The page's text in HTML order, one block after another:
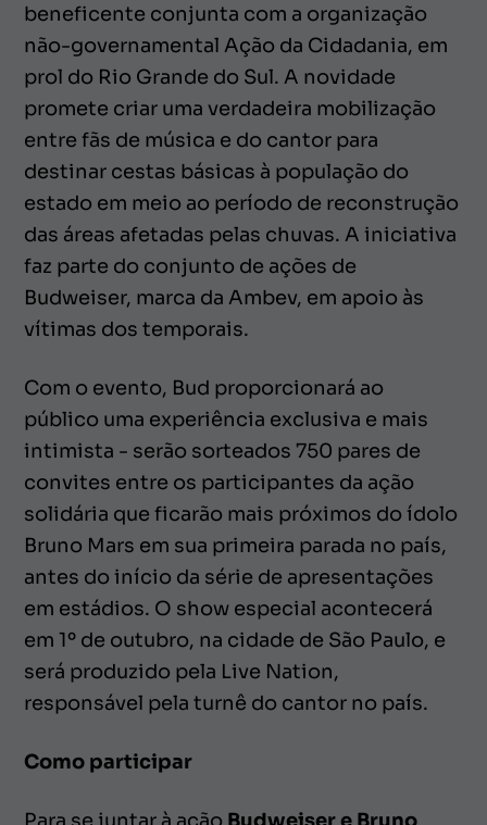
beneficente conjunta com a organização
não-governamental Ação da Cidadania, em
prol do Rio Grande do Sul. A novidade
promete criar uma verdadeira mobilização
entre fãs de música e do cantor para
destinar cestas básicas à população do
estado em meio ao período de reconstrução
das áreas afetadas pelas chuvas. A iniciativa
faz parte do conjunto de ações de
Budweiser, marca da Ambev, em apoio às
vítimas dos temporais.
Com o evento, Bud proporcionará ao
público uma experiência exclusiva e mais
intimista - serão sorteados 750 pares de
convites entre os participantes da ação
solidária que ficarão mais próximos do ídolo
Bruno Mars em sua primeira parada no país,
antes do início da série de apresentações
em estádios. O show especial acontecerá
em 1º de outubro, na cidade de São Paulo, e
será produzido pela Live Nation,
responsável pela turnê do cantor no país.
Como participar